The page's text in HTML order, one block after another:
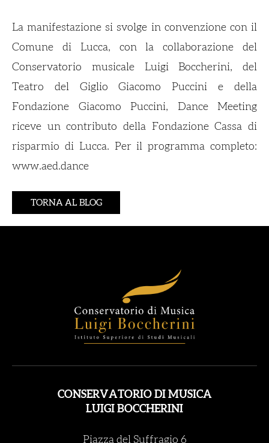
La manifestazione si svolge in convenzione con il
Comune di Lucca, con la collaborazione del
Conservatorio musicale Luigi Boccherini, del
Teatro del Giglio Giacomo Puccini e della
Fondazione Giacomo Puccini, Dance Meeting
riceve un contributo della Fondazione Cassa di
risparmio di Lucca. Per il programma completo:
www.aed.dance
TORNA AL BLOG
CONSERVATORIO DI MUSICA
LUIGI BOCCHERINI
Piazza del Suffragio 6